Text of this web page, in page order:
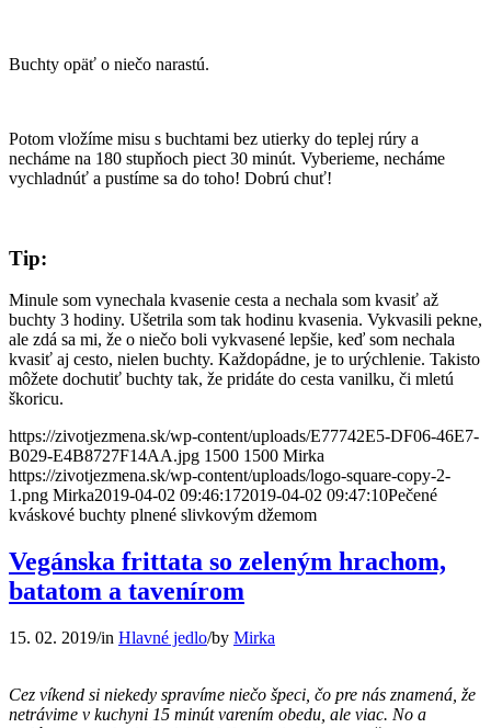
Buchty opäť o niečo narastú.
Potom vložíme misu s buchtami bez utierky do teplej rúry a
necháme na 180 stupňoch piect 30 minút. Vyberieme, necháme
vychladnúť a pustíme sa do toho! Dobrú chuť!
Tip:
Minule som vynechala kvasenie cesta a nechala som kvasiť až
buchty 3 hodiny. Ušetrila som tak hodinu kvasenia. Vykvasili pekne,
ale zdá sa mi, že o niečo boli vykvasené lepšie, keď som nechala
kvasiť aj cesto, nielen buchty. Každopádne, je to urýchlenie. Takisto
môžete dochutiť buchty tak, že pridáte do cesta vanilku, či mletú
škoricu.
https://zivotjezmena.sk/wp-content/uploads/E77742E5-DF06-46E7-
B029-E4B8727F14AA.jpg 1500 1500 Mirka
https://zivotjezmena.sk/wp-content/uploads/logo-square-copy-2-
1.png Mirka2019-04-02 09:46:172019-04-02 09:47:10Pečené
kváskové buchty plnené slivkovým džemom
Vegánska frittata so zeleným hrachom,
batatom a tavenírom
15. 02. 2019/in Hlavné jedlo/by Mirka
Cez víkend si niekedy spravíme niečo špeci, čo pre nás znamená, že
netrávime v kuchyni 15 minút varením obedu, ale viac. No a